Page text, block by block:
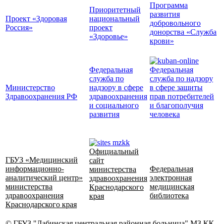
Проект «Здоровая
Россия»
Приоритетный
национальный
проект
«Здоровье»
Программа
развития
добровольного
донорства «Служба
крови»
Министерство
Здравоохранения РФ
Федеральная
служба по
надзору в сфере
здравоохранения
и социального
развития
Федеральная
служба по надзору
в сфере защиты
прав потребителей
и благополучия
человека
ГБУЗ «Медицинский
информационно-
аналитический центр»
министерства
здравоохранения
Краснодарского края
Официальный
сайт
министерства
здравоохранения
Краснодарского
края
Федеральная
электронная
медицинская
библиотека